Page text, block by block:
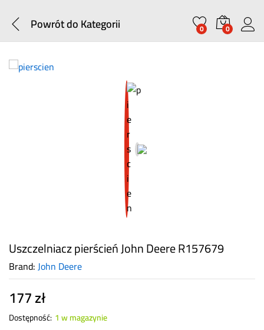
Powrót doKategorii 0 0
Uszczelniacz pierścień John Deere R157679
Brand:John Deere
177zł
Dostępność: 1 w magazynie